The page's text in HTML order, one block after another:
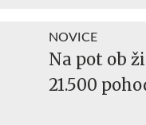
NOVICE
Na pot ob
21.500